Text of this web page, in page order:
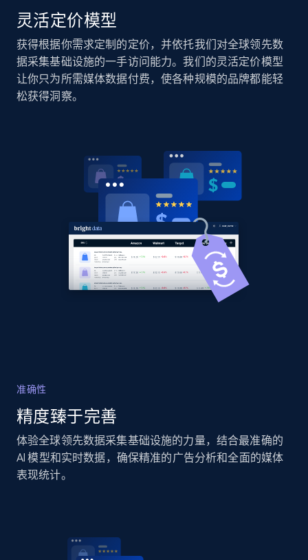
Home Depot US
URL, Domain, Country code, Model number,
Sku, Product id, Product name, Manufacturer,
and more.
Home Depot US - Gather data on products
using specified keywords
URL, Domain, Country code, Model number,
Sku, Product id, Product name, Manufacturer,
and more.
2.1K+ 355+ 立即开始
URL, Domain, Country code, Model number,
Sku, Product id, Product name, Manufacturer,
and more.
2.1K+ 355+ 立即开始
specified UPC
灵活定价模型
获得根据你需求定制的定价，并依托我们对全球领先数
据采集基础设施的一手访问能力。我们的灵活定价模型
让你只为所需媒体数据付费，使各种规模的品牌都能轻
松获得洞察。
准确性
精度臻于完善
体验全球领先数据采集基础设施的力量，结合最准确的
AI 模型和实时数据，确保精准的广告分析和全面的媒体
表现统计。